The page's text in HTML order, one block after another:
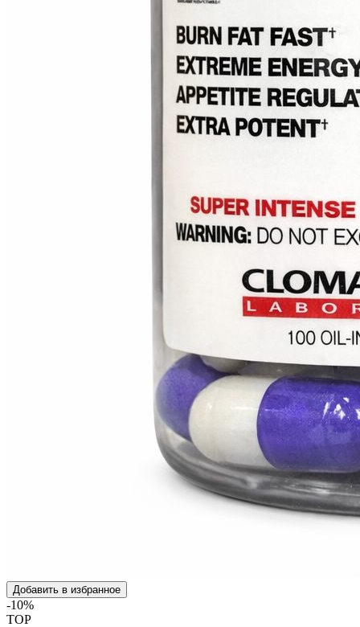
Добавить в избранное
-10%
TOP